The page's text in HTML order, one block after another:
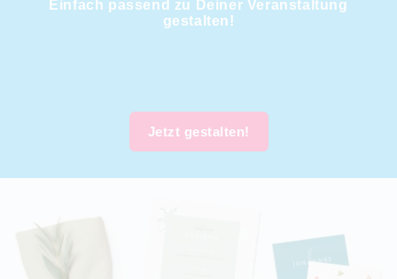
Einfach passend zu Deiner Veranstaltung
gestalten!
Jetzt gestalten!